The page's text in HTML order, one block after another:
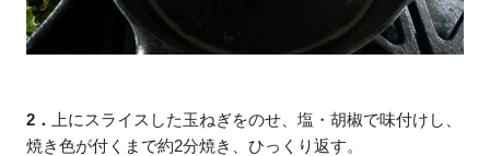
2．
上にスライスした玉ねぎをのせ、塩・胡椒で味付けし、
焼き色が付くまで約2分焼き、ひっくり返す。